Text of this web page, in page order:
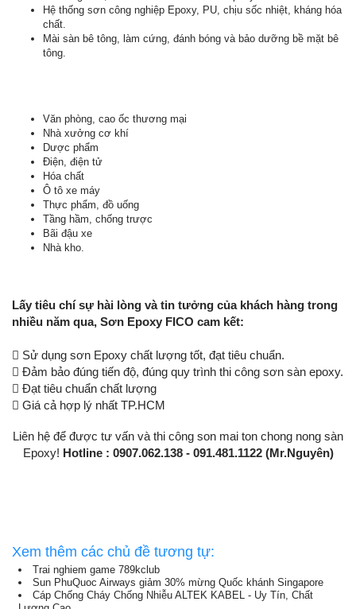
Hệ thống sơn công nghiệp Epoxy, PU, chịu sốc nhiệt, kháng hóa
chất.
Mài sàn bê tông, làm cứng, đánh bóng và bảo dưỡng bề mặt bê
tông.
Văn phòng, cao ốc thương mại
Nhà xưởng cơ khí
Dược phẩm
Điện, điện tử
Hóa chất
Ô tô xe máy
Thực phẩm, đồ uống
Tầng hầm, chống trược
Bãi đậu xe
Nhà kho.
Lấy tiêu chí sự hài lòng và tin tưởng của khách hàng trong
nhiều năm qua, Sơn Epoxy FICO cam kết:
 Sử dụng sơn Epoxy chất lượng tốt, đạt tiêu chuẩn.
 Đảm bảo đúng tiến độ, đúng quy trình thi công sơn sàn epoxy.
 Đạt tiêu chuẩn chất lượng
 Giá cả hợp lý nhất TP.HCM
Liên hệ để được tư vấn và thi công son mai ton chong nong sàn
Epoxy! Hotline : 0907.062.138 - 091.481.1122 (Mr.Nguyên)
Xem thêm các chủ đề tương tự:
Trai nghiem game 789kclub
Sun PhuQuoc Airways giảm 30% mừng Quốc khánh Singapore
Cáp Chống Cháy Chống Nhiễu ALTEK KABEL - Uy Tín, Chất